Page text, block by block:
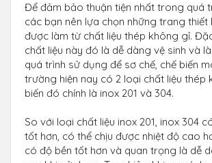
Để đảm bảo thuận tiện nhất trong quá
các bạn nên lựa chọn những trang thiết
được làm từ chất liệu thép không gỉ.
chất liệu này đó là dễ dàng vệ sinh và
quá trình sử dụng để sơ chế, chế biến
trường hiện nay có 2 loại chất liệu thép
biến đó chính là inox 201 và 304.
So với loại chất liệu inox 201, inox 304
tốt hơn, có thể chịu được nhiệt độ cao
có độ bền tốt hơn và quan trọng là dễ